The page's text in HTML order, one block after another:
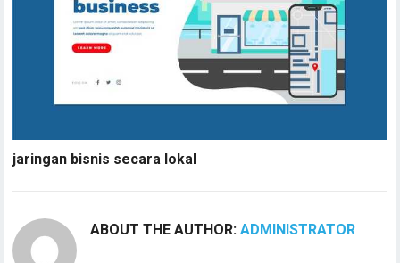
ABOUT THE AUTHOR:ADMINISTRATOR
Advertisement